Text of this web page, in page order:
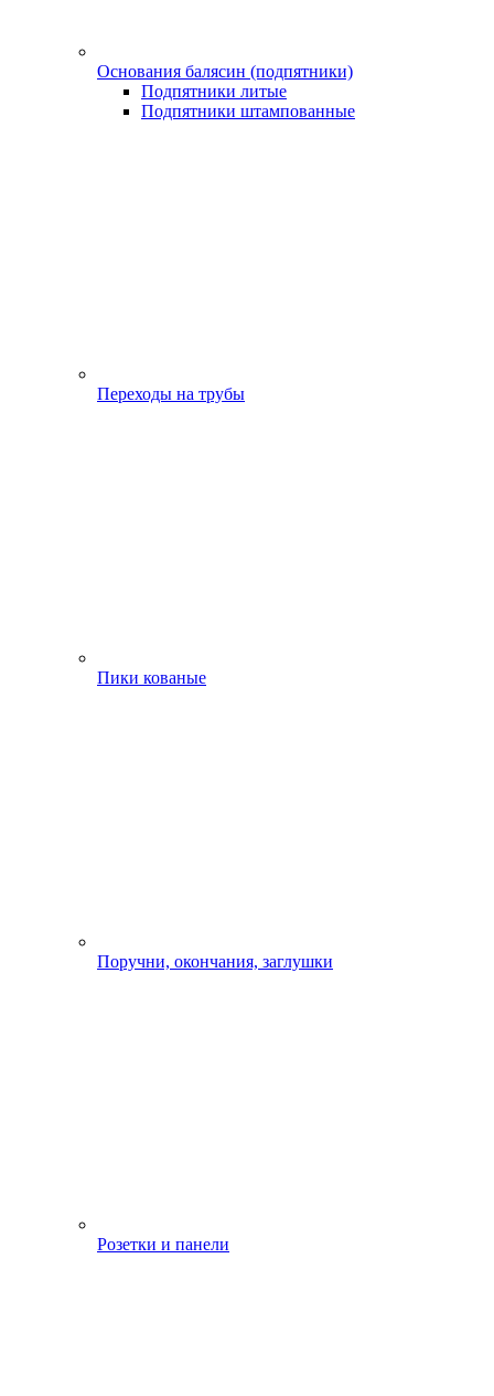
Основания балясин (подпятники)
Подпятники литые
Подпятники штампованные
Переходы на трубы
Пики кованые
Поручни, окончания, заглушки
Розетки и панели